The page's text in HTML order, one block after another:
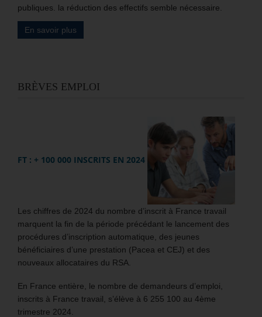
publiques. la réduction des effectifs semble nécessaire.
En savoir plus
BRÈVES EMPLOI
FT : + 100 000 INSCRITS EN 2024
Les chiffres de 2024 du nombre d’inscrit à France travail
marquent la fin de la période précédant le lancement des
procédures d’inscription automatique, des jeunes
bénéficiaires d’une prestation (Pacea et CEJ) et des
nouveaux allocataires du RSA.
En France entière, le nombre de demandeurs d’emploi,
inscrits à France travail, s’élève à 6 255 100 au 4ème
trimestre 2024.